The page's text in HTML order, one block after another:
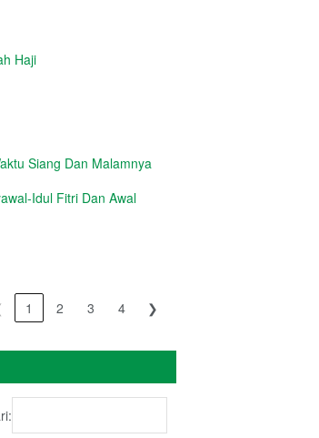
Haji
Siang Dan Malamnya
Idul Fitri Dan Awal
1 2 3 4 ❯